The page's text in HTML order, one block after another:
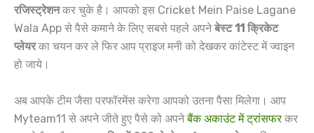
रजिस्ट्रेशनकर चुके है। आपको इस Cricket Mein Paise Lagane
Wala App से पैसे कमाने के लिए सबसे पहले अपनेबेस्ट 11 क्रिकेट
प्लेयरका चयन कर ले फिर आप प्राइज मनी को देखकर कांटेस्ट में ज्वाइन
हो जाये।
अब आपके टीम जैसा परफॉरमेंस करेगा आपको उतना पैसा मिलेगा। आप
Myteam11 से अपने जीते हुए पैसे को अपनेबैंक अकाउंट में ट्रांसफरकर